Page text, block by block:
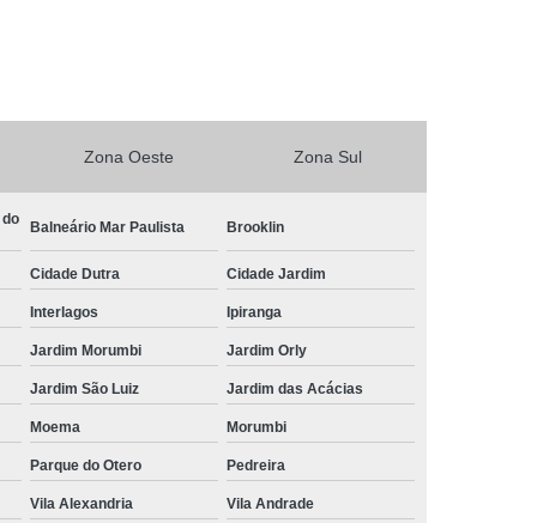
para Carros Especiais
para Deficiente
Central de Comando Eletrônico para Volante
Comandos de Painel ao Volante
Central Multimídia Adaptada
com Gps
Central Multimídia com Tv
para Pcd
Central Multimídia Pcd
Retrátil
Central Multimídia Universal
Volante Pcd
Pcd
Comando de Painel ao Volante Pcd
Zona Oeste Zona Sul
Balneário Mar Paulista Brooklin
Cidade Dutra Cidade Jardim
Interlagos Ipiranga
Jardim Morumbi Jardim Orly
Jardim São Luiz Jardim das Acácias
Moema Morumbi
Parque do Otero Pedreira
Vila Alexandria Vila Andrade